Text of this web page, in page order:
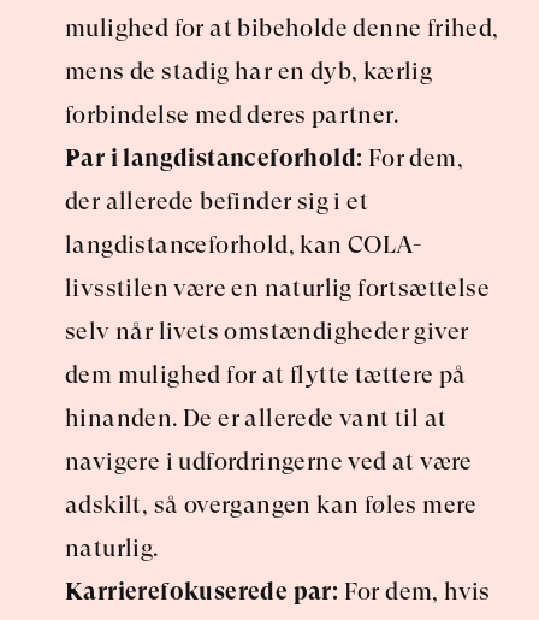
mulighed for at bibeholde denne frihed,
mens de stadig har en dyb, kærlig
forbindelse med deres partner.
Par i langdistanceforhold: For dem,
der allerede befinder sig i et
langdistanceforhold, kan COLA-
livsstilen være en naturlig fortsættelse
selv når livets omstændigheder giver
dem mulighed for at flytte tættere på
hinanden. De er allerede vant til at
navigere i udfordringerne ved at være
adskilt, så overgangen kan føles mere
naturlig.
Karrierefokuserede par: For dem, hvis